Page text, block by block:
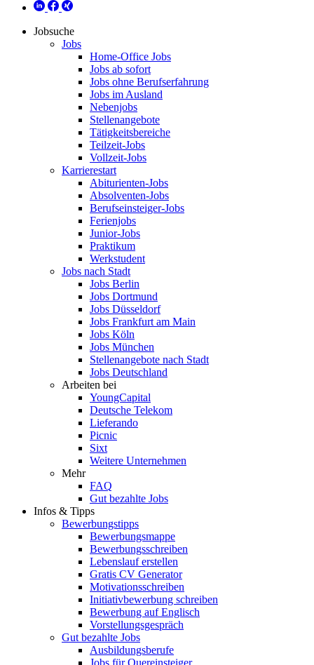
Jobsuche
Jobs
Home-Office Jobs
Jobs ab sofort
Jobs ohne Berufserfahrung
Jobs im Ausland
Nebenjobs
Stellenangebote
Tätigkeitsbereiche
Teilzeit-Jobs
Vollzeit-Jobs
Karrierestart
Abiturienten-Jobs
Absolventen-Jobs
Berufseinsteiger-Jobs
Ferienjobs
Junior-Jobs
Praktikum
Werkstudent
Jobs nach Stadt
Jobs Berlin
Jobs Dortmund
Jobs Düsseldorf
Jobs Frankfurt am Main
Jobs Köln
Jobs München
Stellenangebote nach Stadt
Jobs Deutschland
Arbeiten bei
YoungCapital
Deutsche Telekom
Lieferando
Picnic
Sixt
Weitere Unternehmen
Mehr
FAQ
Gut bezahlte Jobs
Infos & Tipps
Bewerbungstipps
Bewerbungsmappe
Bewerbungsschreiben
Lebenslauf erstellen
Gratis CV Generator
Motivationsschreiben
Initiativbewerbung schreiben
Bewerbung auf Englisch
Vorstellungsgespräch
Gut bezahlte Jobs
Ausbildungsberufe
Jobs für Quereinsteiger